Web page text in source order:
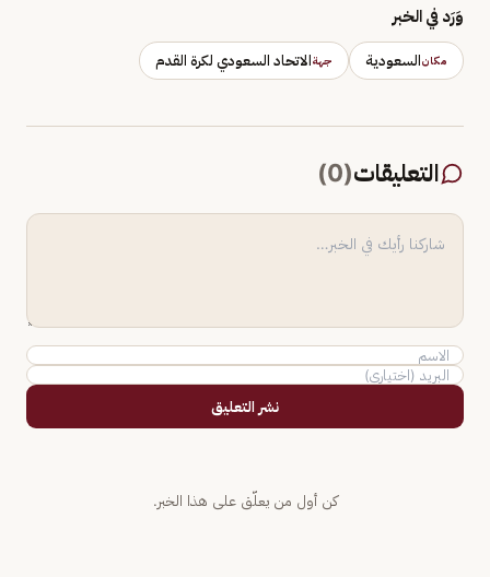
وَرَد في الخبر
مكانالسعودية جهةالاتحاد السعودي لكرة القدم
التعليقات(
0
)
نشر التعليق
كن أول من يعلّق على هذا الخبر.